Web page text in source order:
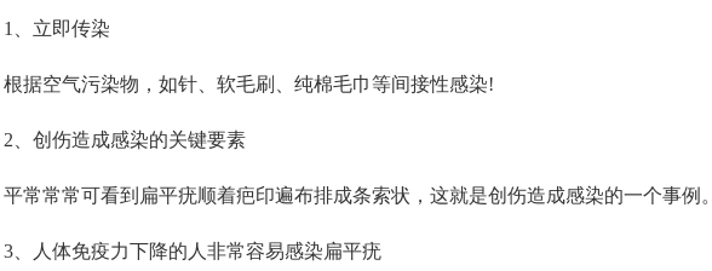
立即传染
空气污染物，如针、软毛刷、纯棉毛巾等间接性感染!
创伤造成感染的关键要素
常常可看到扁平疣顺着疤印遍布排成条索状，这就是创伤造成感染的一个事例。
人体免疫力下降的人非常容易感染扁平疣